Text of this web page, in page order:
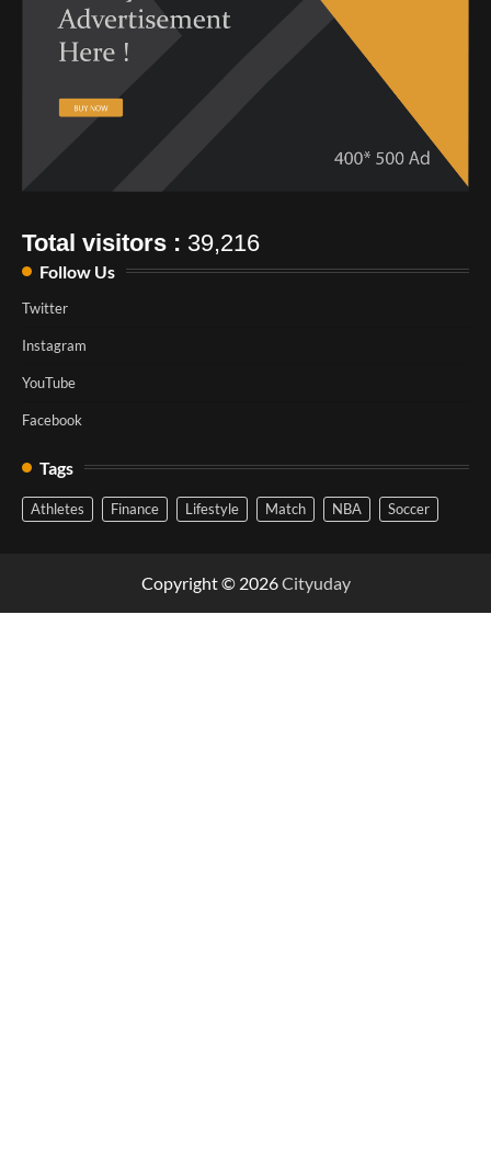
Total visitors : 39,216
Follow Us
Twitter
Instagram
YouTube
Facebook
Tags
Athletes Finance Lifestyle Match NBA Soccer
Copyright © 2026Cityuday